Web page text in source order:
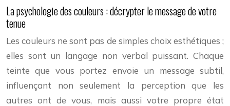
La psychologie des couleurs : décrypter le message de votre
tenue
Les couleurs ne sont pas de simples choix esthétiques ;
elles sont un langage non verbal puissant. Chaque
teinte que vous portez envoie un message subtil,
influençant non seulement la perception que les
autres ont de vous, mais aussi votre propre état